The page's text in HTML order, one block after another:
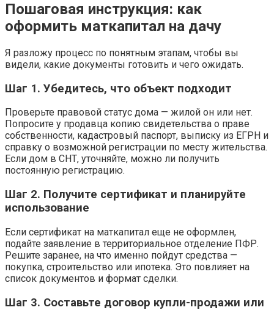
Пошаговая инструкция: как
оформить маткапитал на дачу
Я разложу процесс по понятным этапам, чтобы вы
видели, какие документы готовить и чего ожидать.
Шаг 1. Убедитесь, что объект подходит
Проверьте правовой статус дома — жилой он или нет.
Попросите у продавца копию свидетельства о праве
собственности, кадастровый паспорт, выписку из ЕГРН и
справку о возможной регистрации по месту жительства.
Если дом в СНТ, уточняйте, можно ли получить
постоянную регистрацию.
Шаг 2. Получите сертификат и планируйте
использование
Если сертификат на маткапитал еще не оформлен,
подайте заявление в территориальное отделение ПФР.
Решите заранее, на что именно пойдут средства —
покупка, строительство или ипотека. Это повлияет на
список документов и формат сделки.
Шаг 3. Составьте договор купли-продажи или